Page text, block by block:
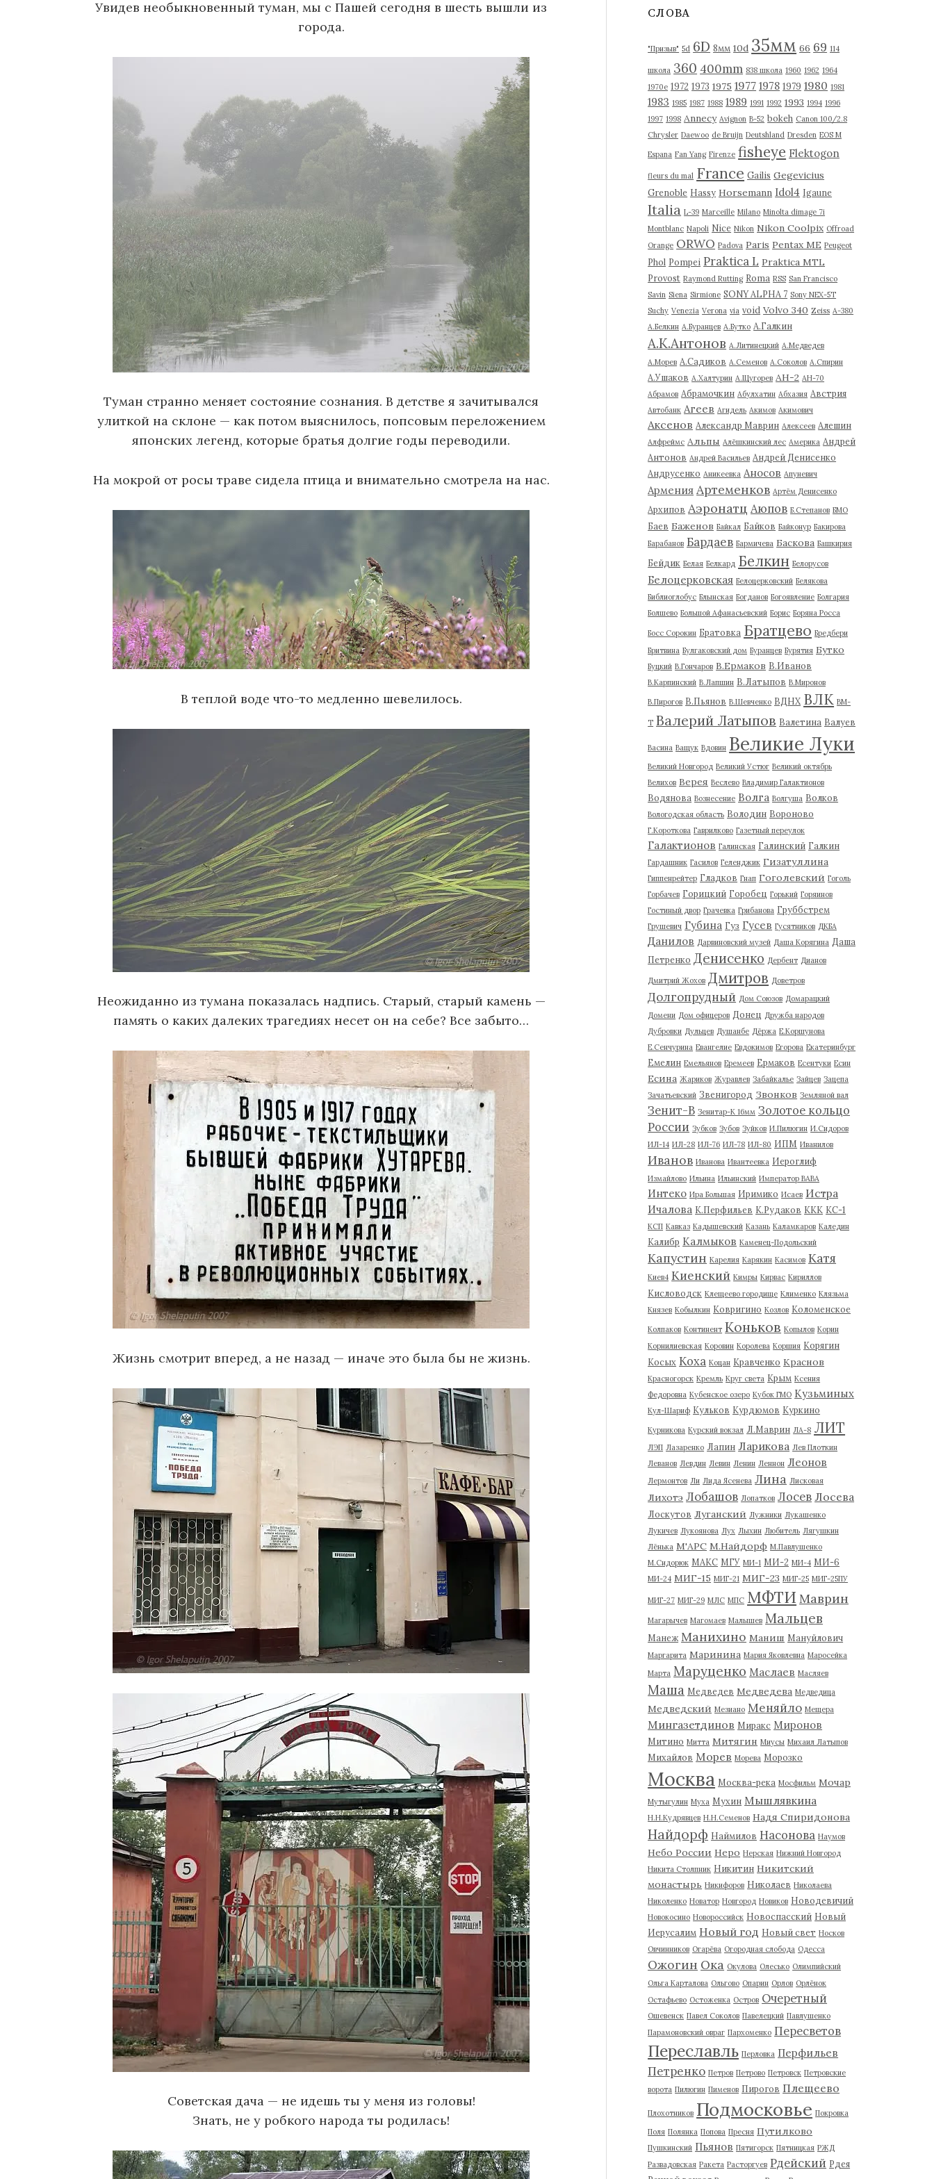
Увидев необыкновенный туман, мы с Пашей сегодня в шесть вышли из
города.
Туман странно меняет состояние сознания. В детстве я зачитывался
улиткой на склоне — как потом выяснилось, попсовым переложением
японских легенд, которые братья долгие годы переводили.
На мокрой от росы траве сидела птица и внимательно смотрела на нас.
В теплой воде что-то медленно шевелилось.
Неожиданно из тумана показалась надпись. Старый, старый камень —
память о каких далеких трагедиях несет он на себе? Все забыто…
Жизнь смотрит вперед, а не назад — иначе это была бы не жизнь.
Советская дача — не идешь ты у меня из головы!
Знать, не у робкого народа ты родилась!
в
СЛОВА
"Призыв" 5d 6D 8мм 10d 35мм 66 69 114
школа 360 400mm 838 школа 1960 1962 1964
1970е 1972 1973 1975 1977 1978 1979 1980 1981
1983 1985 1987 1988 1989 1991 1992 1993 1994 1996
1997 1998 Annecy Avignon B-52 bokeh Canon 100/2.8
Chrysler Daewoo de Bruijn Deutshland Dresden EOS M
Espana Fan Yang Firenze fisheye Flektogon
fleurs du mal France Gailis Gegevicius
Grenoble Hassy Horsemann Idol4 Igaune
Italia L-39 Marceille Milano Minolta dimage 7i
Montblanc Napoli Nice Nikon Nikon Coolpix Offroad
Orange ORWO Padova Paris Pentax ME Peugeot
Phol Pompei Praktica L Praktica MTL
Provost Raymond Rutting Roma RSS San Francisco
Savin Siena Sirmione SONY ALPHA 7 Sony NEX-5T
Suchy Venezia Verona via void Volvo 340 Zeiss А-380
А.Белкин А.Буранцев А.Бутко А.Галкин
А.К.Антонов А.Литинецкий А.Медведев
А.Морев А.Садиков А.Семенов А.Соколов А.Спирин
А.Ушаков А.Халтурин А.Щугорев АН-2 АН-70
Абрамов Абрамочкин Абулхатин Абхазия Австрия
Автобанк Агеев Агидель Акимов Акимович
Аксенов Александр Маврин Алексеев Алешин
Алфреймс Альпы Алёшкинский лес Америка Андрей
Антонов Андрей Васильев Андрей Денисенко
Андрусенко Аникеевка Аносов Апуневич
Армения Артеменков Артём Денисенко
Архипов Аэронатц Аюпов Б.Степанов БМО
Баев Баженов Байкал Байков Байконур Бакирова
Барабанов Бардаев Бармичева Баскова Башкирия
Бейдик Белая Белкард Белкин Белорусов
Белоцерковская Белоцерковский Белякова
Библиоглобус Блынская Богданов Богоявление Болгария
Болшево Большой Афанасьевский Борис Боряна Росса
Босс Сорокин Братовка Братцево Бредбери
Бритвина Булгаковский дом Буранцев Бурятия Бутко
Буцкий В.Гончаров В.Ермаков В.Иванов
В.Карпинский В.Лапшин В.Латыпов В.Миронов
В.Пирогов В.Пьянов В.Шевченко ВДНХ ВЛК ВМ-
Т Валерий Латыпов Валетина Валуев
Васина Ващук Вдовин Великие Луки
Великий Новгород Великий Устюг Великий октябрь
Велихов Верея Веслево Владимир Галактионов
Водянова Вознесение Волга Волгуша Волков
Вологодская область Володин Вороново
Г.Короткова Гаврилково Газетный переулок
Галактионов Галинская Галинский Галкин
Гардашник Гасилов Геленджик Гизатуллина
Гиппенрейтер Гладков Гнап Гоголевский Гоголь
Горбачев Горицкий Горобец Горький Горяинов
Гостиный двор Грачевка Грибанова Груббстрем
Грушевич Губина Гуз Гусев Гусятников ДКБА
Данилов Дарвиновский музей Даша Корягина Даша
Петренко Денисенко Дербент Дианов
Дмитрий Жохов Дмитров Доветров
Долгопрудный Дом Союзов Домарацкий
Домени Дом офицеров Донец Дружба народов
Дубровки Дульцев Душанбе Дёржа Е.Коршунова
Е.Сенчурина Евангелие Евдокимов Егорова Екатеринбург
Емелин Емельянов Еремеев Ермаков Есентуки Есин
Есина Жариков Журавлев Забайкалье Зайцев Зацепа
Зачатьевский Звенигород Звонков Земляной вал
Зенит-В Зенитар-К 16мм Золотое кольцо
России Зубков Зубов Зуйков И.Пилюгин И.Сидоров
ИЛ-14 ИЛ-28 ИЛ-76 ИЛ-78 ИЛ-80 ИПМ Иванилов
Иванов Иванова Ивантеевка Иероглиф
Измайлово Ильина Ильинский Император ВАВА
Интеко Ира Большая Иримико Исаев Истра
Ичалова К.Перфильев К.Рудаков ККК КС-1
КСП Кавказ Кадышевский Казань Каламкаров Каледин
Калибр Калмыков Каменец-Подольский
Капустин Карелия Карякин Касимов Катя
Киев4 Киенский Кимры Кирвас Кириллов
Кисловодск Клещеево городище Клименко Клязьма
Князев Кобылкин Ковригино Козлов Коломенское
Колпаков Континент Коньков Копылов Корин
Корнилиевская Коровин Королева Коршия Корягин
Косых Коха Коцан Кравченко Краснов
Красногорск Кремль Круг света Крым Ксения
Федоровна Кубенское озеро Кубок ГМО Кузьминых
Кул-Шариф Кульков Курдюмов Куркино
Курникова Курский вокзал Л.Маврин ЛА-8 ЛИТ
ЛЭП Лазаренко Лапин Ларикова Лев Плоткин
Леванов Левдин Левин Ленин Леннон Леонов
Лермонтов Ли Лида Ясенева Лина Лисковая
Лихотэ Лобашов Лопатков Лосев Лосева
Лоскутов Луганский Лужники Лукашенко
Лукичев Лукоянова Лух Лыхин Любитель Лягушкин
Лёнька М'АРС М.Найдорф М.Павлушенко
М.Сидорюк МАКС МГУ МИ-1 МИ-2 МИ-4 МИ-6
МИ-24 МИГ-15 МИГ-21 МИГ-23 МИГ-25 МИГ-25ПУ
МИГ-27 МИГ-29 МЛС МПС МФТИ Маврин
Магарычев Магомаев Малышев Мальцев
Манеж Манихино Маниш Мануйлович
Маргарита Маринина Мария Яковлевна Маросейка
Марта Маруценко Маслаев Масляев
Маша Медведев Медведева Медведица
Медведский Мезиано Меняйло Мещера
Мингазетдинов Миракс Миронов
Митино Митта Митягин Миусы Михаил Латыпов
Михайлов Морев Морева Морозко
Москва Москва-река Мосфильм Мочар
Мутыгулин Муха Мухин Мышлявкина
Н.Н.Кудрявцев Н.Н.Семенов Надя Спиридонова
Найдорф Наймилов Насонова Наумов
Небо России Неро Нерская Нижний Новгород
Никита Столпник Никитин Никитский
монастырь Никифоров Николаев Николаева
Николенко Новатор Новгород Новиков Новодевичий
Новокосино Новороссийск Новоспасский Новый
Иерусалим Новый год Новый свет Носков
Овчинников Огарёва Огородная слобода Одесса
Ожогин Ока Окулова Олесько Олимпийский
Ольга Карталова Ольгово Опарин Орлов Орлёнок
Остафьево Остоженка Остров Очеретный
Ошевенск Павел Соколов Павелецкий Павлушенко
Парамоновский овраг Пархоменко Пересветов
Переславль Перловка Перфильев
Петренко Петров Петрово Петровск Петровские
ворота Пилюгин Пименов Пирогов Плещеево
Плохотников Подмосковье Покровка
Поля Полянка Попова Пресня Путилково
Пушкинский Пьянов Пятигорск Пятницкая РЖД
Развадовская Ракета Расторгуев Рдейский Рдея